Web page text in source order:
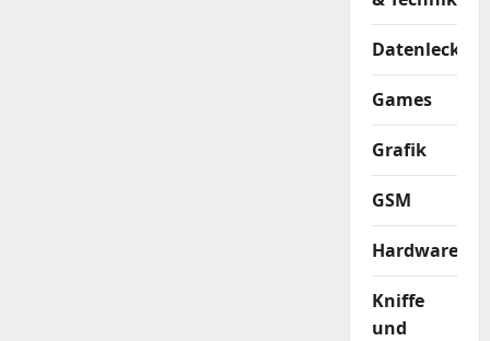
Datenleck
Games
Grafik
GSM
Hardware
Kniffe
und